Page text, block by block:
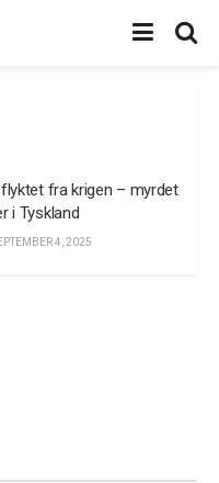
fra krigen – myrdet
i Tyskland
4, 2025